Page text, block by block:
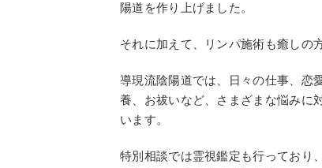
陽道を作り上げました。
それに加えて、リンパ施術も癒しの
導現流陰陽道では、日々の仕事、恋
養、お祓いなど、さまざまな悩みに
います。
特別相談では霊視鑑定も行っており